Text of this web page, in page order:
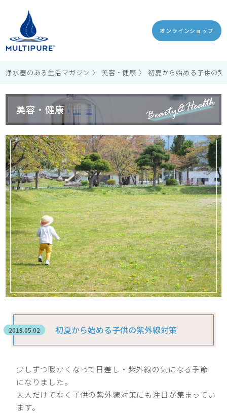
オンラインショップ
浄水器のある生活マガジン 美容・健康 初夏から始める子供の
美容・健康
初夏から始める子供の紫外線対策
2019.05.02
少しずつ暖かくなって日差し・紫外線の気になる季節
になりました。
大人だけでなく子供の紫外線対策にも注目が集まってい
ます。